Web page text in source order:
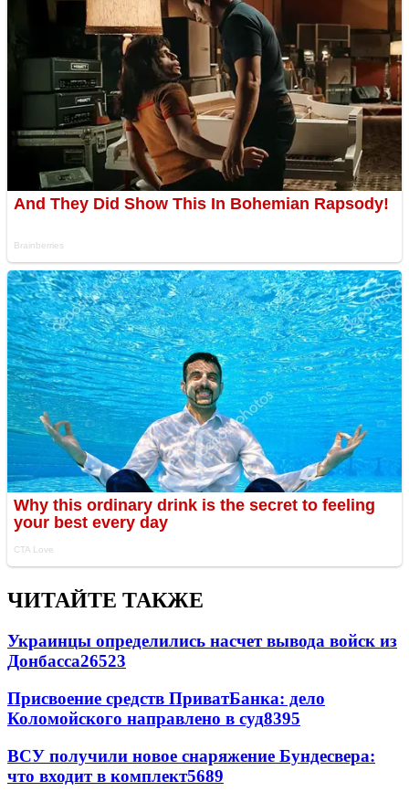
ЧИТАЙТЕ ТАКЖЕ
Украинцы определились насчет вывода войск из
Донбасса26523
Присвоение средств ПриватБанка: дело
Коломойского направлено в суд8395
ВСУ получили новое снаряжение Бундесвера:
что входит в комплект5689